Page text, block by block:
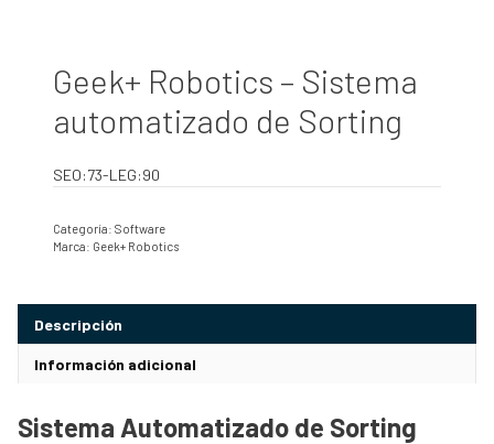
Geek+ Robotics – Sistema
automatizado de Sorting
SEO:73-LEG:90
Categoría: Software
Marca: Geek+ Robotics
Descripción
Información adicional
Sistema Automatizado de Sorting